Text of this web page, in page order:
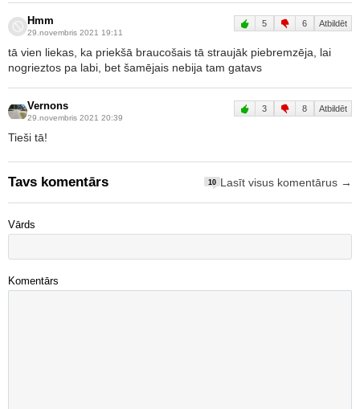
Hmm
29.novembris 2021 19:11
5 6 Atbildēt
tā vien liekas, ka priekšā braucošais tā straujāk piebremzēja, lai
nogrieztos pa labi, bet šamējais nebija tam gatavs
Vernons
29.novembris 2021 20:39
3 8 Atbildēt
Tieši tā!
Tavs komentārs 10 Lasīt visus komentārus →
Vārds
Komentārs